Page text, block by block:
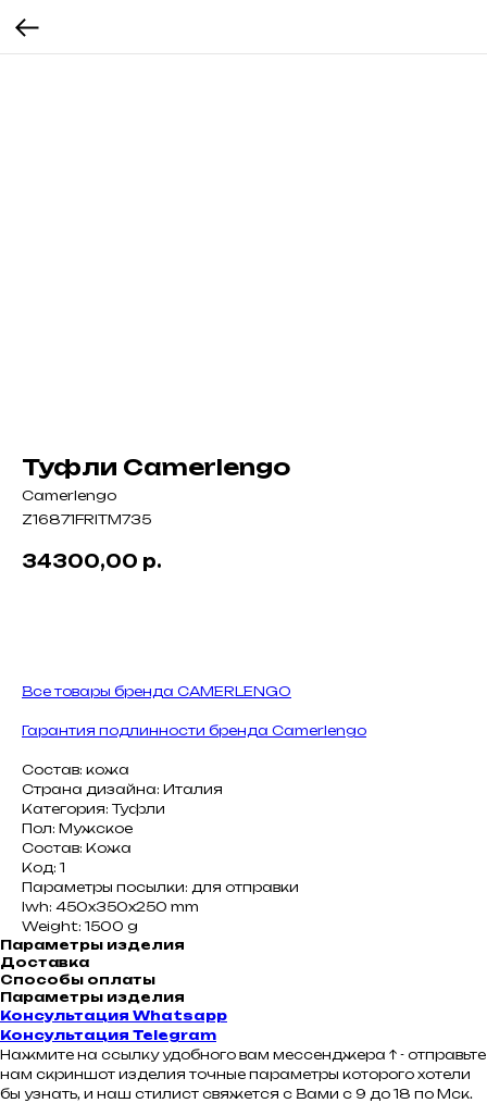
Туфли Camerlengo
Camerlengo
Z16871FRITM735
34300,00 р.
Все товары бренда CAMERLENGO
Гарантия подлинности бренда Camerlengo
Состав: кожа
Страна дизайна: Италия
Категория: Туфли
Пол: Мужское
Состав: Кожа
Код: 1
Параметры посылки: для отправки
lwh: 450x350x250 mm
Weight: 1500 g
Параметры изделия
Доставка
Способы оплаты
Параметры изделия
Консультация Whatsapp
Консультация Telegram
Нажмите на ссылку удобного вам мессенджера ↑ - отправьте
нам скриншот изделия точные параметры которого хотели
бы узнать, и наш стилист свяжется с Вами с 9 до 18 по Мск.